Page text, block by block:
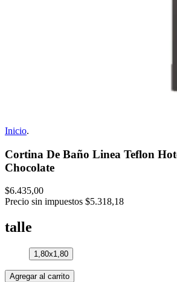
Inicio.
Cortina De Baño Linea Teflon
Chocolate
$6.435,00
Precio sin impuestos $5.318,18
talle
1,80x1,80
Agregar al carrito